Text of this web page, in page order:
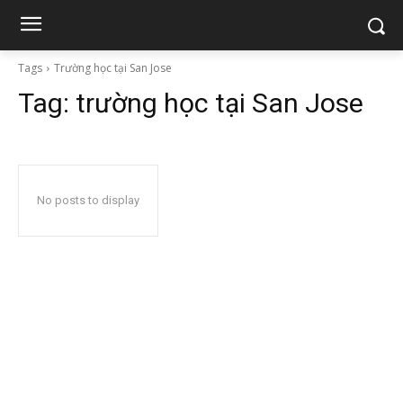
Tags Trường học tại San Jose
Tag: trường học tại San Jose
No posts to display